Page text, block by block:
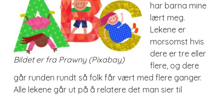
Bildet er fra Prawny (Pixabay)
har barna mine
lært meg.
Lekene er
morsomst hvis
dere er tre eller
flere, og dere
går runden rundt så folk får vært med flere ganger.
Alle lekene går ut på å relatere det man sier til